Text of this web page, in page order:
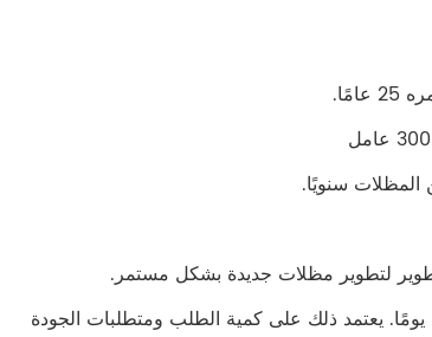
6. كم من الوقت هو مهلة الإنتاج الخاص بك ؟ في الأساس، مهلة الإنتاج لدينا هي 10-60 يومًا. يعتمد ذلك على كمية الطلب ومتطلبات الجودة